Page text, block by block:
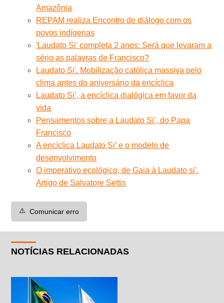
Amazônia
REPAM realiza Encontro de diálogo com os
povos indígenas
'Laudato Si' completa 2 anos: Será que levaram a
sério as palavras de Francisco?
Laudato Si'. Mobilização católica massiva pelo
clima antes do aniversário da encíclica
Laudato Si’, a encíclica dialógica em favor da
vida
Pensamentos sobre a Laudato Si’, do Papa
Francisco
A encíclica Laudato Si’ e o modelo de
desenvolvimento
O imperativo ecológico, de Gaia à Laudato si'.
Artigo de Salvatore Settis
⚠️ Comunicar erro
NOTÍCIAS RELACIONADAS